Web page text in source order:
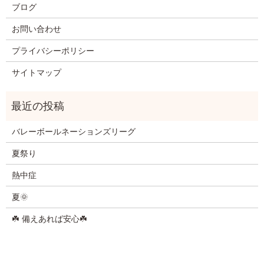
ブログ
お問い合わせ
プライバシーポリシー
サイトマップ
バレーボールネーションズリーグ
夏祭り
熱中症
夏🌞
☘️ 備えあれば安心☘️